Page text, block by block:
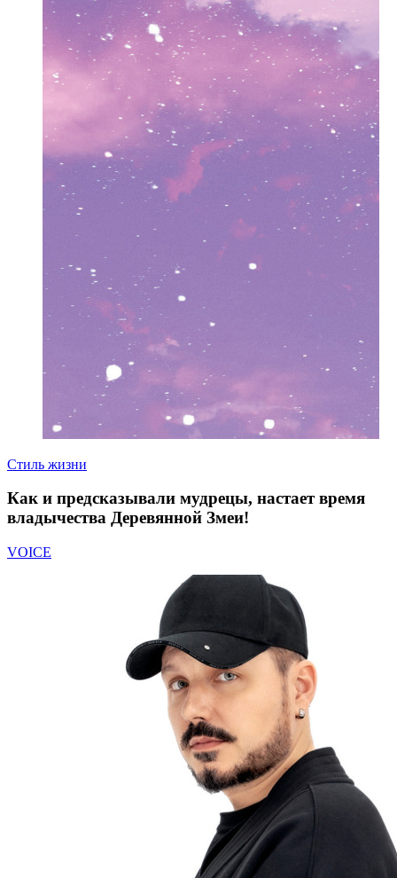
Стиль жизни
Как и предсказывали мудрецы, настает время
владычества Деревянной Змеи!
VOICE